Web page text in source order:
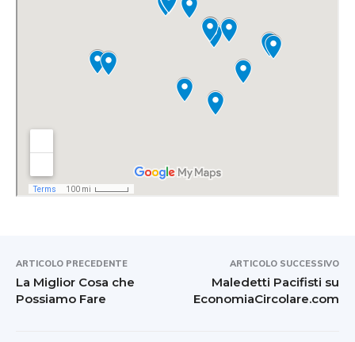
ARTICOLO PRECEDENTE
La Miglior Cosa che
Possiamo Fare
ARTICOLO SUCCESSIVO
Maledetti Pacifisti su
EconomiaCircolare.com